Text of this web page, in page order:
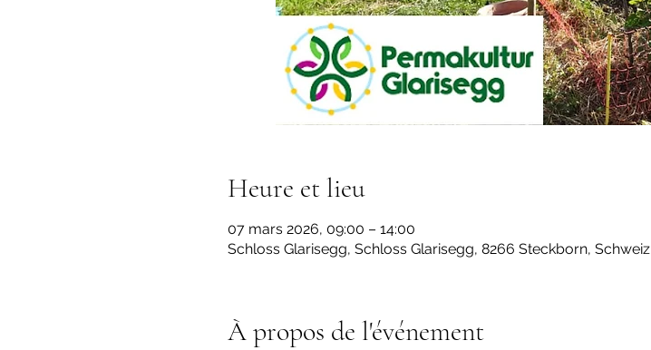
Heure et lieu
07 mars 2026, 09:00 – 14:00
Schloss Glarisegg, Schloss Glarisegg, 8266 Steckborn, Schweiz
À propos de l'événement